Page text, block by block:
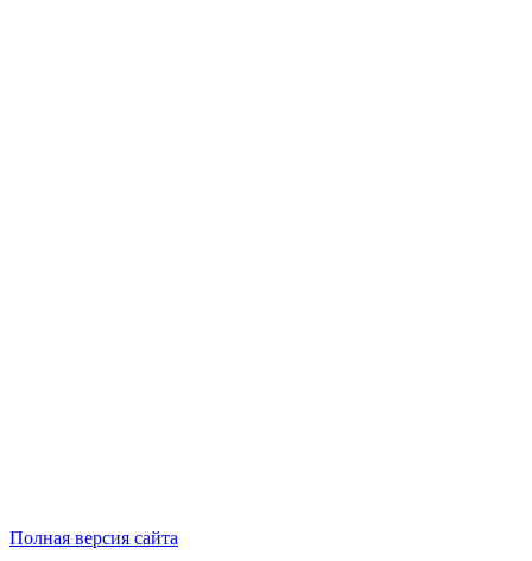
Полная версия сайта